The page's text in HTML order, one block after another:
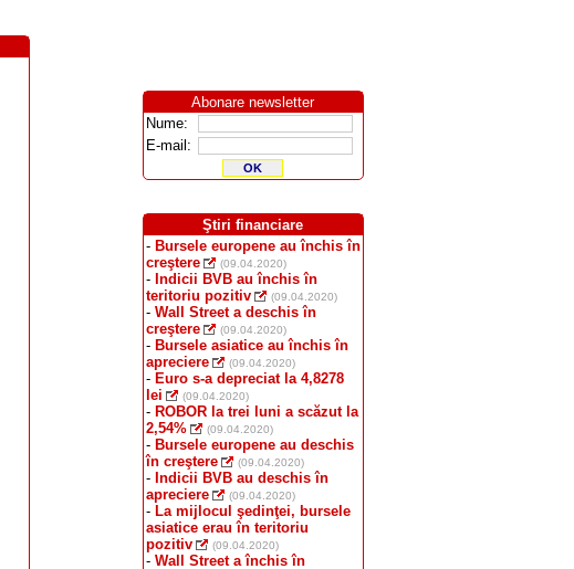
Abonare newsletter
Nume:
E-mail:
Ştiri financiare
- Bursele europene au închis în
creştere
(09.04.2020)
- Indicii BVB au închis în
teritoriu pozitiv
(09.04.2020)
- Wall Street a deschis în
creştere
(09.04.2020)
- Bursele asiatice au închis în
apreciere
(09.04.2020)
- Euro s-a depreciat la 4,8278
lei
(09.04.2020)
- ROBOR la trei luni a scăzut la
2,54%
(09.04.2020)
- Bursele europene au deschis
în creştere
(09.04.2020)
- Indicii BVB au deschis în
apreciere
(09.04.2020)
- La mijlocul şedinţei, bursele
asiatice erau în teritoriu
pozitiv
(09.04.2020)
- Wall Street a închis în